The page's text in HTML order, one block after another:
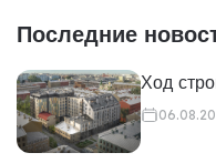
Последние
Ход